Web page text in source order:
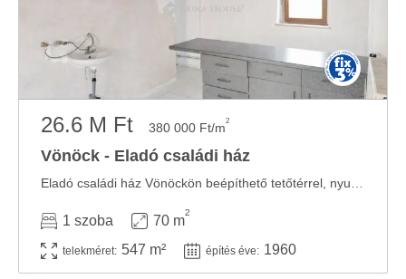
26.6 M Ft 380 000 Ft/m2
Vönöck - Eladó családi ház
1 szoba 70 m
2
telekméret: 547 m² építés éve: 1960